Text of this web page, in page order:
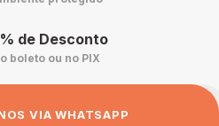
mais intensas de sabores
desenvolvidos para o
VIA WHATSAPP
de Desconto
boleto ou no PIX